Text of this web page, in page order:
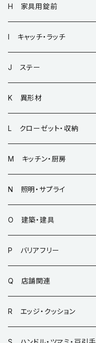
H 家具用錠前
I キャッチ・ラッチ
J ステー
K 異形材
L クローゼット・収納
M キッチン・厨房
N 照明・サプライ
O 建築・建具
P バリアフリー
Q 店舗関連
R エッジ・クッション